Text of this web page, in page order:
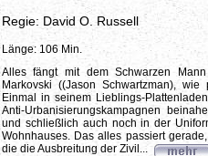
Regie: David O. Russell
Länge: 106 Min.
Alles fängt mit dem Schwarzen
Markovski ((Jason Schwartzman),
Einmal in seinem Lieblings-
Anti-Urbanisierungskampagnen
und schließlich auch noch in der
Wohnhauses. Das alles passiert
die die Ausbreitung der Zivil...